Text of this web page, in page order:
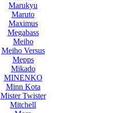
Marukyu
Maruto
Maximus
Megabass
Meiho
Meiho Versus
Mepps
Mikado
MINENKO
Minn Kota
Mister Twister
Mitchell